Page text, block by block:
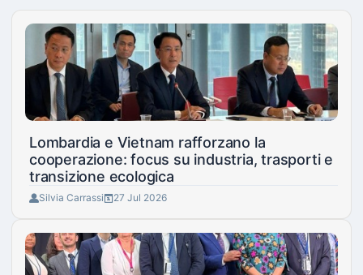
Lombardia e Vietnam rafforzano la
cooperazione: focus su industria, trasporti e
transizione ecologica
Silvia Carrassi 27 Jul 2026